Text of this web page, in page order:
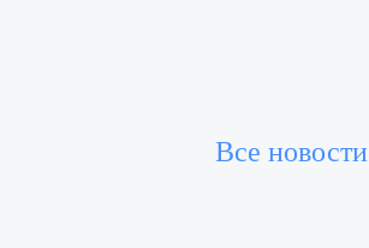
Все новости